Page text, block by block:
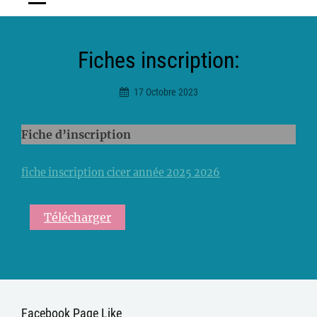
Fiches inscription:
17 Octobre 2023
Fiche d’inscription
fiche inscription cicer année 2025 2026
Télécharger
Facebook Page Like